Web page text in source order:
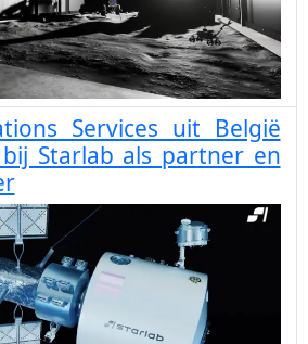
Services uit België
Starlab als partner en